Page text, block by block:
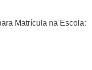
Matrícula na Escola: